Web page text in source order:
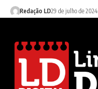
Redação LD29 de julho de 2024